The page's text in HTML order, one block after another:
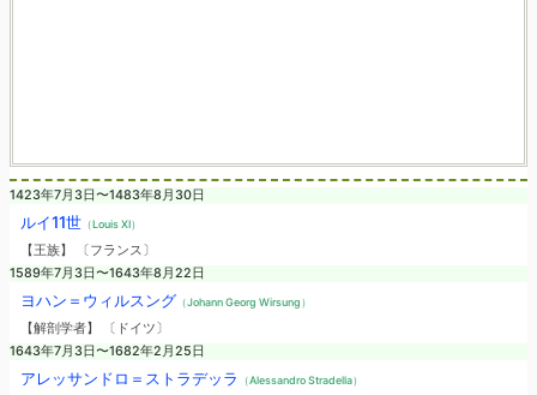
1423年7月3日〜1483年8月30日
ルイ11世（Louis XI）
【王族】 〔フランス〕
1589年7月3日〜1643年8月22日
ヨハン＝ウィルスング （Johann Georg Wirsung）
【解剖学者】 〔ドイツ〕
1643年7月3日〜1682年2月25日
アレッサンドロ＝ストラデッラ （Alessandro Stradella）